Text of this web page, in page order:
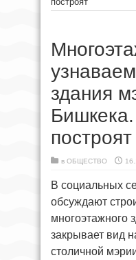
здания
построят
в ОБЩЕСТВО
В социальных
обсуждают
многоэтажного
закрывает вид
столичной